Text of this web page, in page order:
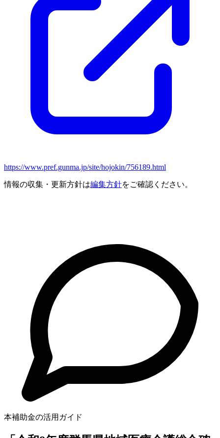
https://www.pref.gunma.jp/site/hojokin/756189.html
情報の収集・更新方針は編集方針をご確認ください。
本補助金の活用ガイド